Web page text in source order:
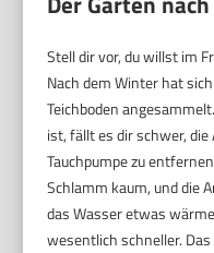
Stell dir vor, du willst im
Nach dem Winter hat
Teichboden
ist, fällt es dir schwer,
Tauchpumpe zu
Schlamm kaum, und die
das Wasser etwas
wesentlich schneller.